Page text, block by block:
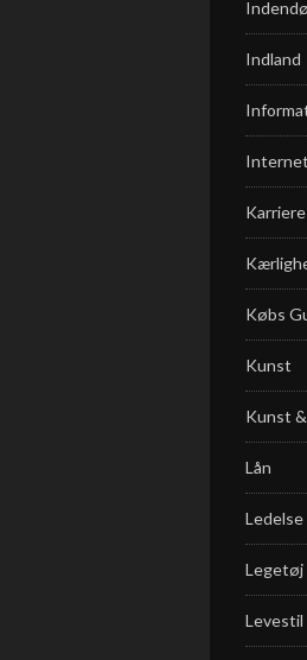
Indland
Karriere
Købs
Kunst
Kunst
Lån
Ledelse
Legetøj
Levestil